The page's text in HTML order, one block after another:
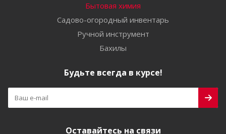
Бытовая химия
Садово-огородный инвентарь
Ручной инструмент
Бахилы
Будьте всегда в курсе!
Оставайтесь на связи